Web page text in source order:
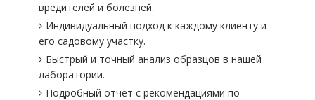
вредителей и болезней.
Индивидуальный подход к каждому клиенту и
его садовому участку.
Быстрый и точный анализ образцов в нашей
лаборатории.
Подробный отчет с рекомендациями по